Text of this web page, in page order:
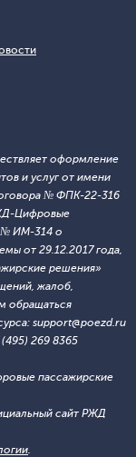
оформление
и услуг от имени
№ ФПК-22-316
Цифровые
№ ИМ-314 о
от 29.12.2017 года,
решения»
жалоб,
обращаться
support@poezd.ru
269 8365
пассажирские
сайт РЖД
.